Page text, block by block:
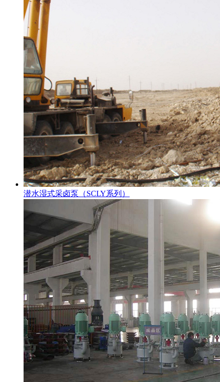
潜水湿式采卤泵（SCLY系列）